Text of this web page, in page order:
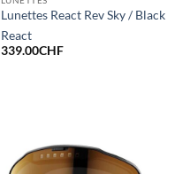
Lunettes React Rev Sky / Black
React
339.00CHF